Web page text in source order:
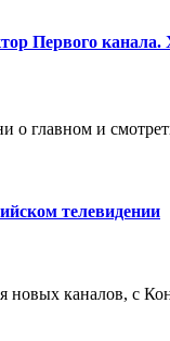
Первого канала.
о главном и
телевидении
новых каналов, с